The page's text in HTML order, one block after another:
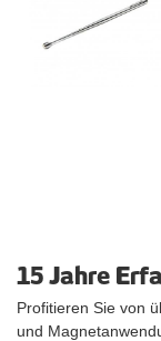
15 Jahre
Profitieren Sie von
und